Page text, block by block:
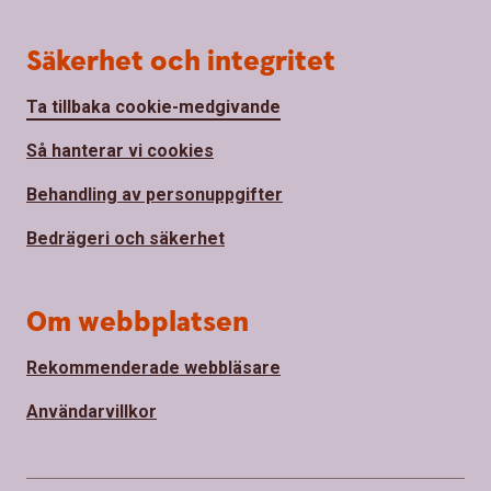
Säkerhet och integritet
Ta tillbaka cookie-medgivande
Så hanterar vi cookies
Behandling av personuppgifter
Bedrägeri och säkerhet
Om webbplatsen
Rekommenderade webbläsare
Användarvillkor